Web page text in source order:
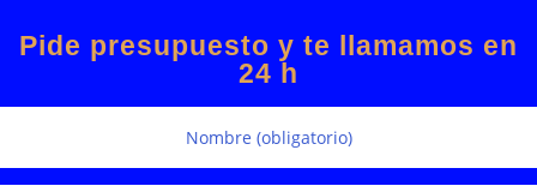
Pide presupuesto y te llamamos en
24 h